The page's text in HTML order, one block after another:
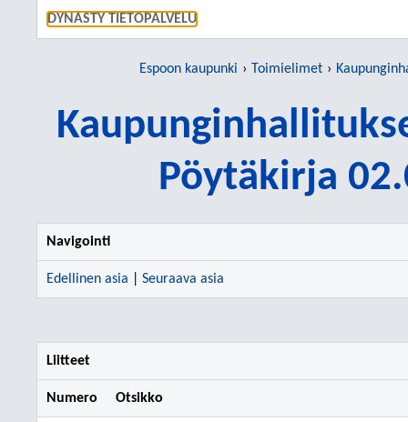
DYNASTY TIETOPALVELU
Espoon kaupunki Toimielimet
Pöytäkirja
Navigointi
Edellinen asia Seuraava asia
Liitteet
Numero Otsikko